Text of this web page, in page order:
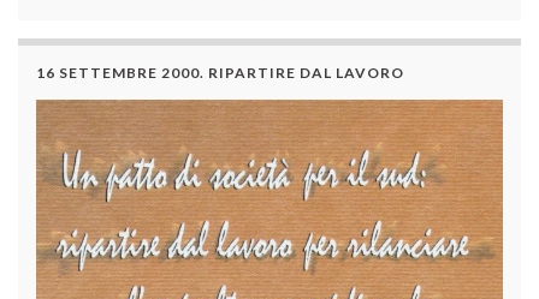
16 SETTEMBRE 2000. RIPARTIRE DAL LAVORO